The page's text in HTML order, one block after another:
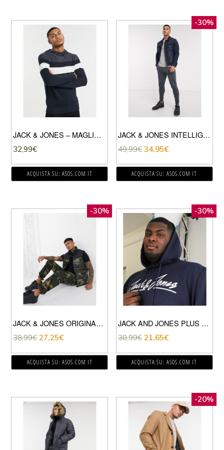
JACK & JONES – MAGLIONE LAVORATO CON CAPPUCCIO E COLLO A IMBUTO-NAVY
32,99€
ACQUISTA SU: ASOS.COM IT
-30%
JACK & JONES INTELLIGENCE – GIACCA DI JEANS LAVAGGIO SCURO-BLU
49,99€ 34,95€
ACQUISTA SU: ASOS.COM IT
-30%
JACK & JONES ORIGINALS – PIUMINO SMANICATO MIMETICO COLORBLOCK-VERDE
38,99€ 27,25€
ACQUISTA SU: ASOS.COM IT
-30%
JACK AND JONES PLUS – FELPA BLU NAVY CON CAPPUCCIO
30,99€ 21,65€
ACQUISTA SU: ASOS.COM IT
-20%